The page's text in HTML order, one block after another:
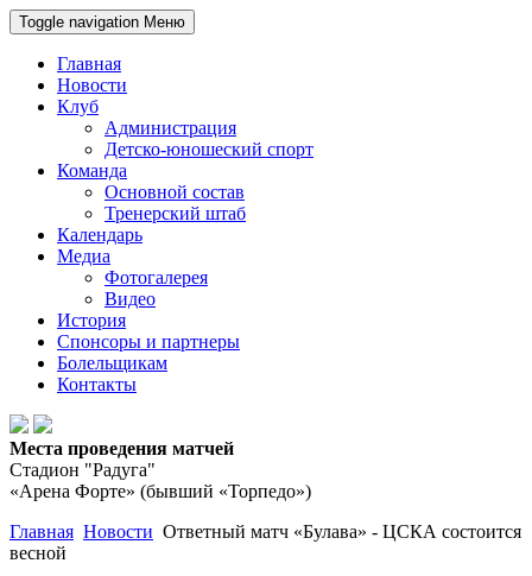
Toggle navigation Меню
Главная
Новости
Клуб
Администрация
Детско-юношеский спорт
Команда
Основной состав
Тренерский штаб
Календарь
Медиа
Фотогалерея
Видео
История
Спонсоры и партнеры
Болельщикам
Контакты
Места проведения матчей
Стадион "Радуга"
«Арена Форте» (бывший «Торпедо»)
Главная Новости Ответный матч «Булава» - ЦСКА состоится
весной